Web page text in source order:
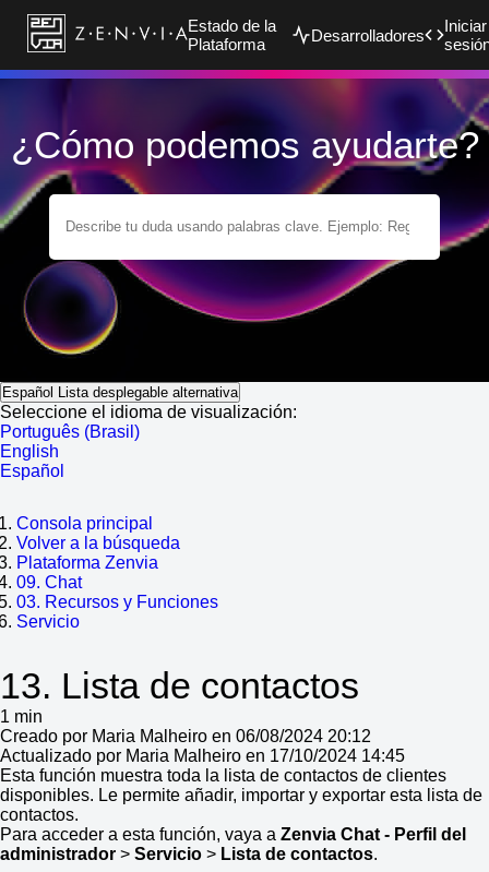
Estado de la
Plataforma
Desarrolladores
Iniciar
¿Cómo podemos ayudarte?
Español Lista desplegable alternativa
Seleccione el idioma de visualización:
Português (Brasil)
English
Español
Consola principal
Volver a la búsqueda
Plataforma Zenvia
09. Chat
03. Recursos y Funciones
Servicio
13. Lista de contactos
1 min
Creado por Maria Malheiro en 06/08/2024 20:12
Actualizado por Maria Malheiro en 17/10/2024 14:45
Esta función muestra toda la lista de contactos de clientes
disponibles. Le permite añadir, importar y exportar esta lista de
contactos.
Para acceder a esta función, vaya a Zenvia Chat - Perfil del
administrador > Servicio > Lista de contactos.